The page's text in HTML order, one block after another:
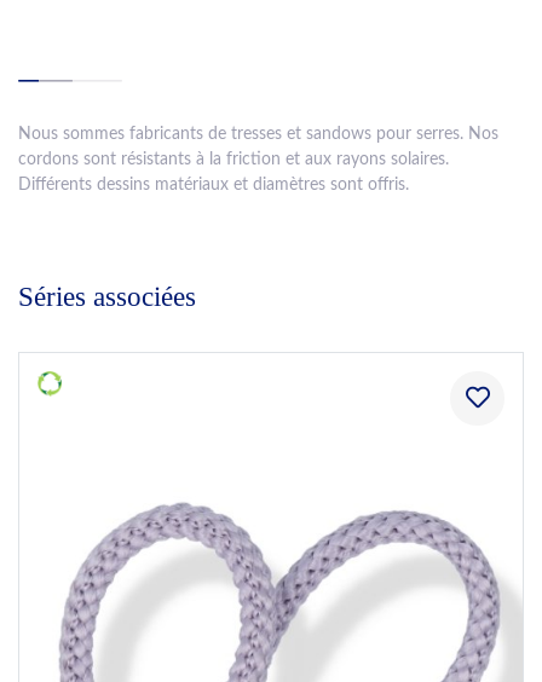
Nous sommes fabricants de tresses et sandows pour serres. Nos
cordons sont résistants à la friction et aux rayons solaires.
Différents dessins matériaux et diamètres sont offris.
Séries associées